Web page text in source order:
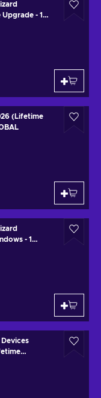
- 1
(Lifetime
- 1
Devices